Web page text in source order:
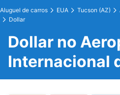
Aluguel de carros EUA Tucson (AZ)
Dollar
Dollar no
Internacional